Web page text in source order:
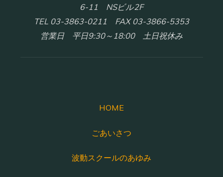
6-11 NSビル2F
TEL 03-3863-0211 FAX 03-3866-5353
営業日 平日9:30～18:00 土日祝休み
HOME
ごあいさつ
波動スクールのあゆみ